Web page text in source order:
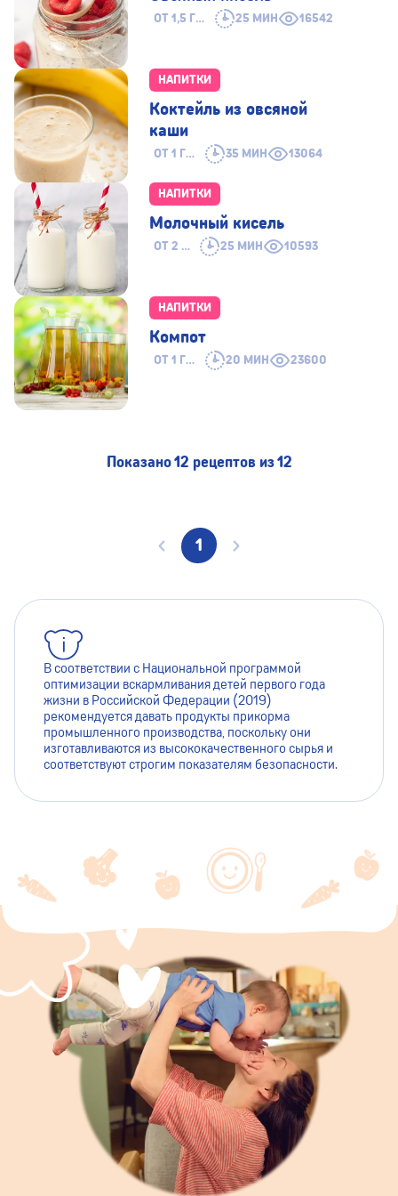
ОТ 1,5 ГОДА 25 МИН 16542
НАПИТКИ
ОТ 1 ГОДА 35 МИН 13064
Коктейль из овсяной
каши
НАПИТКИ
ОТ 2 ЛЕТ 25 МИН 10593
Молочный кисель
НАПИТКИ
ОТ 1 ГОДА 20 МИН 23600
Компот
Показано 12 рецептов из 12
1
В соответствии с Национальной программой
оптимизации вскармливания детей первого года
жизни в Российской Федерации (2019)
рекомендуется давать продукты прикорма
промышленного производства, поскольку они
изготавливаются из высококачественного сырья и
соответствуют строгим показателям безопасности.